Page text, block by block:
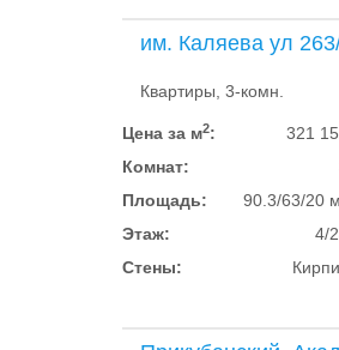
им. Каляева ул
Квартиры, 3-комн.
Цена за м2:
321
Комнат:
Площадь:
90.3/63/20
Этаж:
4/
Стены: